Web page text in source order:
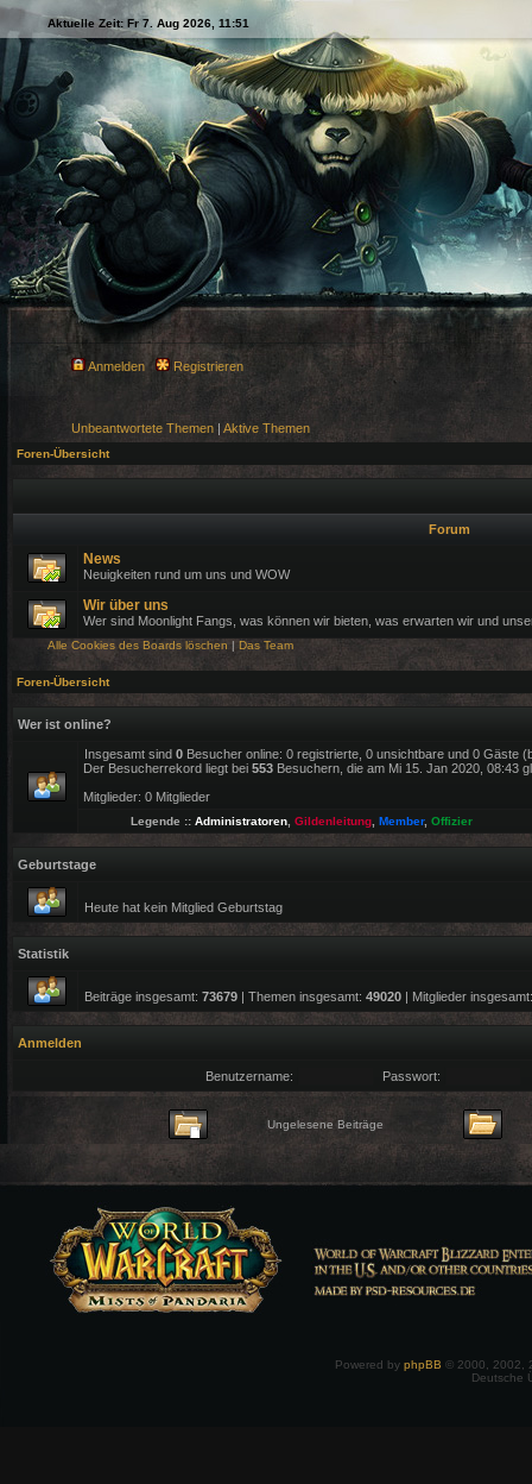
Aktuelle Zeit: Fr 7. Aug 2026, 11:51
Anmelden Registrieren
Unbeantwortete Themen | Aktive Themen
Foren-Übersicht
Forum
News
Neuigkeiten rund um uns und WOW
Wir über uns
Wer sind Moonlight Fangs, was können wir bieten, was erwarten wir und
Alle Cookies des Boards löschen | Das Team
Foren-Übersicht
Wer ist online?
Insgesamt sind 0 Besucher online: 0 registrierte, 0 unsichtbare und 0 Gäste
Der Besucherrekord liegt bei 553 Besuchern, die am Mi 15. Jan 2020, 08:43
Mitglieder: 0 Mitglieder
Legende :: Administratoren Gildenleitung Member, Offizier
Geburtstage
Heute hat kein Mitglied Geburtstag
Statistik
Beiträge insgesamt: 73679 | Themen insgesamt: 49020 | Mitglieder
Anmelden
Benutzername: Passwort:
Ungelesene Beiträge
Powered by phpBB © 2000, 2002,
Deutsche